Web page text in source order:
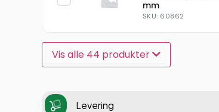
mm
SKU: 60862
Vis alle 44 produkter
Levering